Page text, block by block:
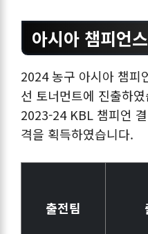
아시아 챔피언
2024 농구 아시아 챔피
선 토너먼트에 진출하
2023-24 KBL 챔피언
격을 획득하였습니다.
출전팀